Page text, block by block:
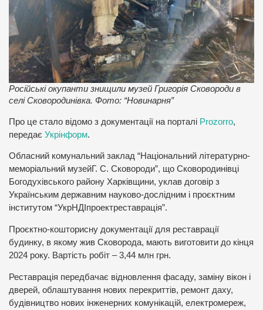
Російські окупанти знищили музей Григорія Сковороди в
селі Сковородинівка. Фото: “Новинарня”
Про це стало відомо з документації на порталі Prozorro,
передає Укрінформ.
Обласний комунальний заклад “Національний літературно-
меморіальний музейГ. С. Сковороди”, що Сковородинівці
Богодухівського району Харківщини, уклав договір з
Українським державним науково-дослідним і проєктним
інститутом “УкрНДІпроектреставрація”.
Проєктно-кошторисну документації для реставрації
будинку, в якому жив Сковорода, мають виготовити до кінця
2024 року. Вартість робіт – 3,44 млн грн.
Реставрація передбачає відновлення фасаду, заміну вікон і
дверей, облаштування нових перекриттів, ремонт даху,
будівництво нових інженерних комунікацій, електромереж,